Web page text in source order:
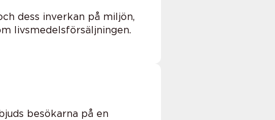
dess inverkan på miljön,
livsmedelsförsäljningen.
besökarna på en